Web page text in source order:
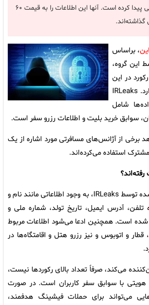
اسنپ‌تریپ دسترسی پیدا کرده است. آنها این اطلاعات را به قیمت ۶۰
گذاشته‌اند.
، براساس
این گروه،
رکورد در این
مجموعه داده وجود دارد. IRLeaks
شامل
سوابق خرید بلیت و اطلاعات رزرو سفر است.
برخی از آژانس‌های مسافرتی مورد اشاره از یک
استفاده می‌کرده‌اند.
در توضیحات منتشرشده توسط IRLeaks، به وجود اطلاعاتی مانند نام و
تلفن، آدرس ایمیل، تاریخ تولد، شماره ملی و
شده است. همچنین ادعا می‌شود اطلاعات مربوط
قطار و اتوبوس و نیز رزرو هتل و اقامتگاه‌ها در
می‌کند، صرفاً تعداد بالای رکوردها نیست،
هویتی با سوابق سفر کاربران است. در صورت
می‌تواند برای حملات فیشینگ هدفمند،